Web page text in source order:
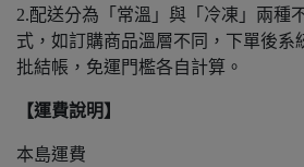
2.配送分為「常溫」與「冷凍」兩種
式，如訂購商品溫層不同，下單後系
批結帳，免運門檻各自計算。
【運費說明】
本島運費